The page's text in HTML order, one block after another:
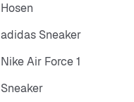
Hosen
adidas Sneaker
Nike Air Force 1
Sneaker